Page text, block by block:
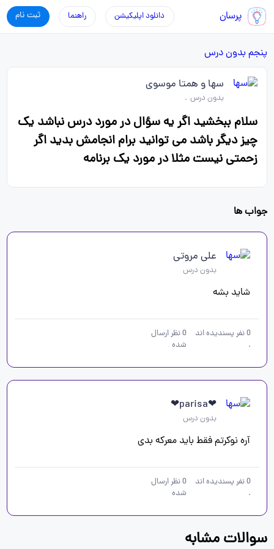
پرسان ثبت نام راهنما دانلود اپلیکیشن
پنجم بدون درس
سها و همتا موسوی
بدون درس .
سلام ببخشید اگر یه سؤال در مورد درس نباشد یک
چیز دیگر باشد می توانید برام انجامش بدید اگر
زحمتی نیست مثلا در مورد یک برنامه
جواب ها
علی مروتی
بدون درس
شاید بشه
0نفر پسندیده اند
.
0نظر ارسال
شده
❤parisa❤
بدون درس
آره نوکرتم فقط باید معرکه بدی
0نفر پسندیده اند
.
0نظر ارسال
شده
سوالات مشابه